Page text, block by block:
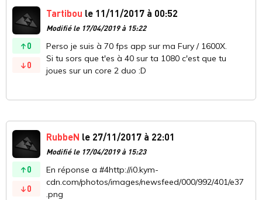
0
0
Tartibou le 11/11/2017 à 00:52
Modifié le 17/04/2019 à 15:22
Perso je suis à 70 fps app sur ma Fury / 1600X.
Si tu sors que t'es à 40 sur ta 1080 c'est que tu
joues sur un core 2 duo :D
0
0
RubbeN le 27/11/2017 à 22:01
Modifié le 17/04/2019 à 15:23
En réponse a #4http://i0.kym-
cdn.com/photos/images/newsfeed/000/992/401/e37
.png